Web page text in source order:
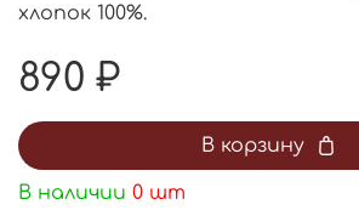
хлопок 100%.
890 ₽
В корзину
В наличии 0 шт